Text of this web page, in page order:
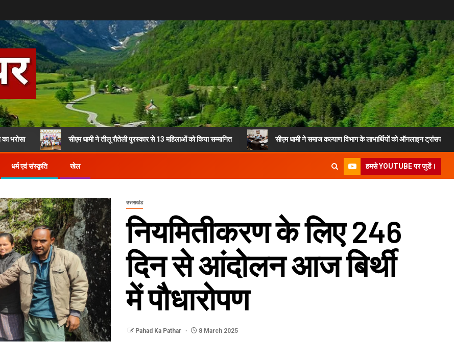
सीएम धामी ने तीलू रौतेली पुरस्कार से 13 महिलाओं को किया सम्मानित सीएम धामी ने समाज कल्याण विभाग के लाभार्थियों को ऑनलाइन ट्रांसफर की पेंशन
धर्म एवं संस्कृति खेल हमसे YOUTUBE पर जुडें।
उत्तराखंड
नियमितीकरण के लिए 246
दिन से आंदोलन आज बिर्थी
में पौधारोपण
Pahad Ka Pathar 8 March 2025